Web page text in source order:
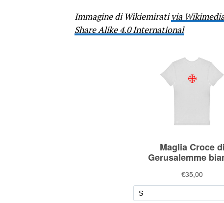
Immagine di Wikiemirativia
Share Alike 4.0 International